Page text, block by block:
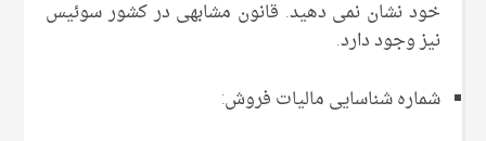
خود نشان نمی دهید. قانون مشابهی در کشور سوئیس
نیز وجود دارد.
شماره شناسایی مالیات فروش: